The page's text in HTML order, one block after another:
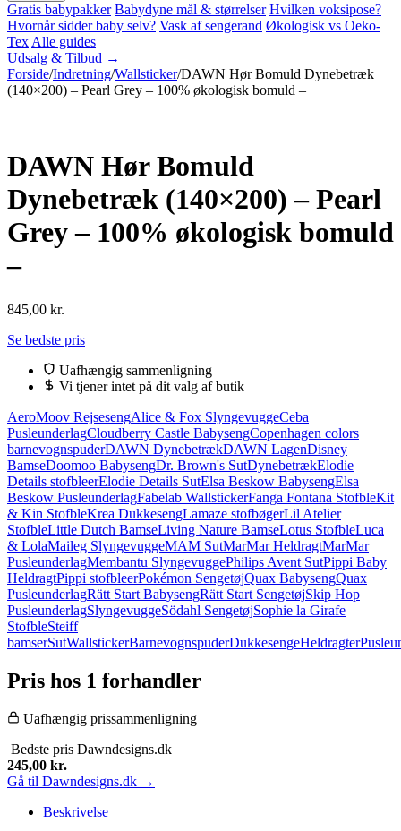
Gratis babypakker Babydyne mål & størrelser Hvilken voksipose?
Hvornår sidder baby selv? Vask af sengerand Økologisk vs Oeko-
Tex Alle guides
Udsalg & Tilbud →
Forside/Indretning/Wallsticker/DAWN Hør Bomuld Dynebetræk
(140×200) – Pearl Grey – 100% økologisk bomuld –
DAWN Hør Bomuld
Dynebetræk (140×200) – Pearl
Grey – 100% økologisk bomuld
–
845,00 kr.
Se bedste pris
Uafhængig sammenligning
Vi tjener intet på dit valg af butik
AeroMoov RejsesengAlice & Fox SlyngevuggeCeba
PusleunderlagCloudberry Castle BabysengCopenhagen colors
barnevognspuderDAWN DynebetrækDAWN LagenDisney
BamseDoomoo BabysengDr. Brown's SutDynebetrækElodie
Details stofbleerElodie Details SutElsa Beskow BabysengElsa
Beskow PusleunderlagFabelab WallstickerFanga Fontana StofbleKit
& Kin StofbleKrea DukkesengLamaze stofbøgerLil Atelier
StofbleLittle Dutch BamseLiving Nature BamseLotus StofbleLuca
& LolaMaileg SlyngevuggeMAM SutMarMar HeldragtMarMar
PusleunderlagMembantu SlyngevuggePhilips Avent SutPippi Baby
HeldragtPippi stofbleerPokémon SengetøjQuax BabysengQuax
PusleunderlagRätt Start BabysengRätt Start SengetøjSkip Hop
PusleunderlagSlyngevuggeSödahl SengetøjSophie la Girafe
StofbleSteiff
bamserSutWallstickerBarnevognspuderDukkesengeHeldragter
Pris hos 1 forhandler
Uafhængig prissammenligning
Bedste pris Dawndesigns.dk
245,00 kr.
Gå til Dawndesigns.dk →
Beskrivelse